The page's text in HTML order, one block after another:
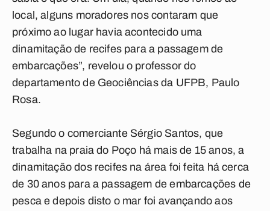
local, alguns moradores nos contaram que
próximo ao lugar havia acontecido uma
dinamitação de recifes para a passagem de
embarcações”, revelou o professor do
departamento de Geociências da UFPB, Paulo
Rosa.
Segundo o comerciante Sérgio Santos, que
trabalha na praia do Poço há mais de 15 anos, a
dinamitação dos recifes na área foi feita há cerca
de 30 anos para a passagem de embarcações de
pesca e depois disto o mar foi avançando aos